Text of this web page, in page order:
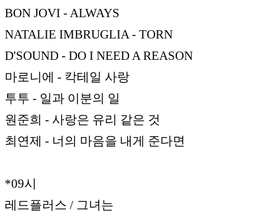
BON JOVI - ALWAYS
NATALIE IMBRUGLIA - TORN
D'SOUND - DO I NEED A REASON
마로니에 - 칵테일 사랑
투투 - 일과 이분의 일
원준희 - 사랑은 유리 같은 것
최연제 - 너의 마음을 내게 준다면
*09시
레드플러스 / 그녀는